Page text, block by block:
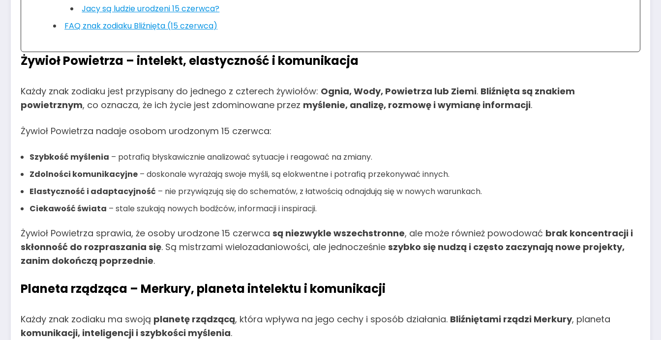
Jacy są ludzie urodzeni 15 czerwca?
FAQ znak zodiaku Bliźnięta (15 czerwca)
Żywioł Powietrza – intelekt, elastyczność i komunikacja
Każdy znak zodiaku jest przypisany do jednego z czterech żywiołów: Ognia, Wody, Powietrza lub Ziemi. Bliźnięta są znakiem
powietrznym, co oznacza, że ich życie jest zdominowane przez myślenie, analizę, rozmowę i wymianę informacji.
Żywioł Powietrza nadaje osobom urodzonym 15 czerwca:
Szybkość myślenia – potrafią błyskawicznie analizować sytuacje i reagować na zmiany.
Zdolności komunikacyjne – doskonale wyrażają swoje myśli, są elokwentne i potrafią przekonywać innych.
Elastyczność i adaptacyjność – nie przywiązują się do schematów, z łatwością odnajdują się w nowych warunkach.
Ciekawość świata – stale szukają nowych bodźców, informacji i inspiracji.
Żywioł Powietrza sprawia, że osoby urodzone 15 czerwca są niezwykle wszechstronne, ale może również powodować brak koncentracji i
skłonność do rozpraszania się. Są mistrzami wielozadaniowości, ale jednocześnie szybko się nudzą i często zaczynają nowe projekty,
zanim dokończą poprzednie.
Planeta rządząca – Merkury, planeta intelektu i komunikacji
Każdy znak zodiaku ma swoją planetę rządzącą, która wpływa na jego cechy i sposób działania. Bliźniętami rządzi Merkury, planeta
komunikacji, inteligencji i szybkości myślenia.